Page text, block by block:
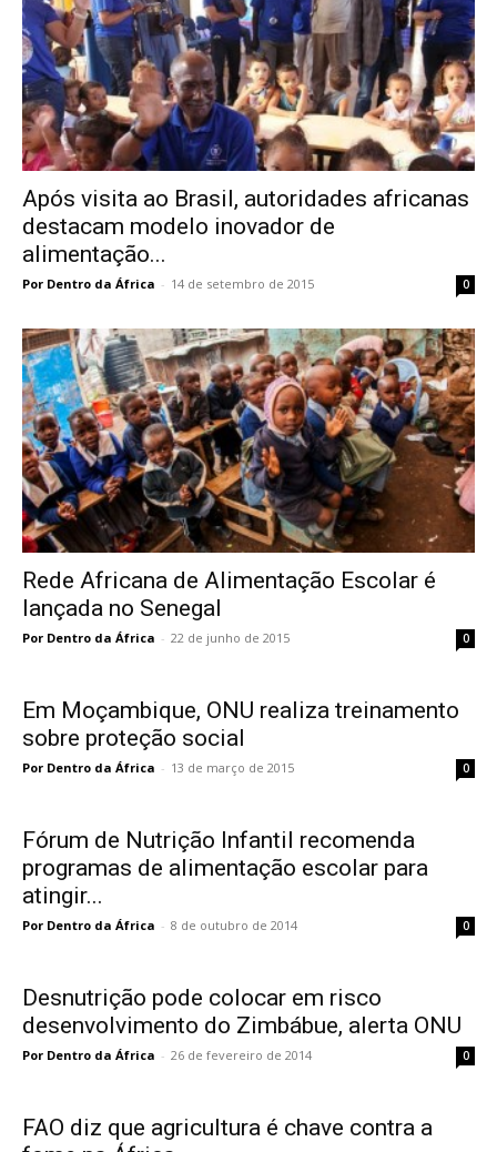
Após visita ao Brasil, autoridades africanas
destacam modelo inovador de
alimentação...
Por Dentro da África - 14 de setembro de 2015 0
Rede Africana de Alimentação Escolar é
lançada no Senegal
Por Dentro da África - 22 de junho de 2015 0
Em Moçambique, ONU realiza treinamento
sobre proteção social
Por Dentro da África - 13 de março de 2015 0
Fórum de Nutrição Infantil recomenda
programas de alimentação escolar para
atingir...
Por Dentro da África - 8 de outubro de 2014 0
Desnutrição pode colocar em risco
desenvolvimento do Zimbábue, alerta ONU
Por Dentro da África - 26 de fevereiro de 2014 0
FAO diz que agricultura é chave contra a